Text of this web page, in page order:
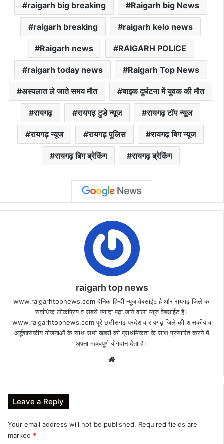
raigarh big breaking Raigarh big News
raigarh breaking raigarh kelo news
Raigarh news RAIGARH POLICE
raigarh today news Raigarh Top News
अस्पलात ले जाते समय मौत बाइक दुर्घटना में युवक की मौत
रायगढ़ रायगढ़ टुडे न्यूज रायगढ़ टॉप न्यूज
रायगढ़ न्यूज रायगढ़ पुलिस रायगढ़ बिग न्यूज
रायगढ़ बिग ब्रेकिंग रायगढ़ ब्रेकिंग
raigarh top news
www.raigarhtopnews.com दैनिक हिन्दी न्यूज वेबसाईट है और रायगढ़ जिले का
सर्वाधिक लोकप्रिय व सबसे ज्यादा पढ़ा जाने वाला न्यूज वेबसाईट है।
www.raigarhtopnews.com पूरे छत्तीसगढ़ प्रदेश व रायगढ़ जिले की शासकीय व
अर्द्धशासकीय योजनाओं के साथ सभी खबरों को प्राथमिकता के साथ प्रसारित करने में
अपना महत्वपूर्ण योगदान देता है।
Leave a Reply
Your email address will not be published. Required fields are
marked *